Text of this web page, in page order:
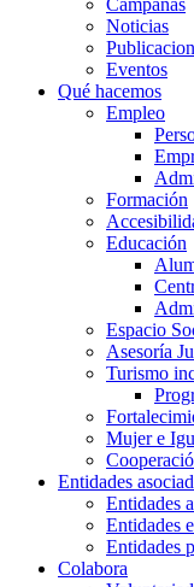
Campañas
Noticias
Eventos
Qué hacemos
Empleo
Formación
Educación
Espacio
Asesoría
Turismo
Mujer e
Entidades
Entidades
Entidades
Entidades
Colabora